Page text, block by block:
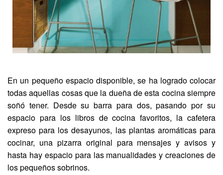
En un pequeño espacio disponible, se ha logrado colocar
todas aquellas cosas que la dueña de esta cocina siempre
soñó tener. Desde su barra para dos, pasando por su
espacio para los libros de cocina favoritos, la cafetera
expreso para los desayunos, las plantas aromáticas para
cocinar, una pizarra original para mensajes y avisos y
hasta hay espacio para las manualidades y creaciones de
los pequeños sobrinos.